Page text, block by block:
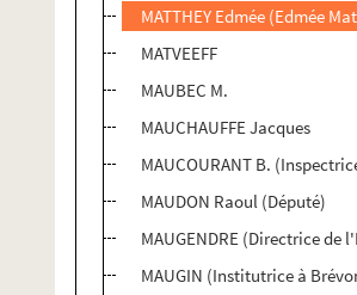
MATTHEY Edmée (Edmée
MATVEEFF
MAUBEC M.
MAUCHAUFFE Jacques
MAUCOURANT B.
MAUDON Raoul (Député)
MAUGENDRE (Directrice de
MAUGIN (Institutrice à